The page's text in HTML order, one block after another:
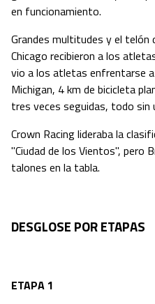
en funcionamiento.
Grandes multitudes y el telón
Chicago recibieron a los
vio a los atletas enfrentarse
Michigan, 4 km de bicicleta
tres veces seguidas, todo sin
Crown Racing lideraba la
"Ciudad de los Vientos", pero
talones en la tabla.
DESGLOSE POR ETAPAS
ETAPA 1